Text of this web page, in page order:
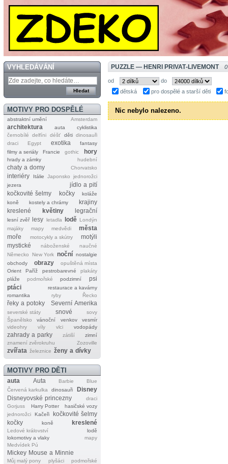
VYHLEDÁVÁNÍ
MOTIVY PRO DOSPĚLÉ
abstraktní umění Amsterdam
architektura auta
cyklistika
černobílé
delfíni déšť děti dinosauři
draci
Egypt exotika
fantasy
filmy a seriály
Francie gothic hory
hrady a zámky hudební
chaty a domy Chorvatsko
interiéry Itálie Japonsko
jednorožci
jezera
jídlo a pití
kočkovité šelmy
kočky
koláže
koně
kostely a chrámy
krajiny
kreslené
květiny legrační
lesní zvěř lesy letadla lodě Londýn
majáky
mapy medvědi
města
moře
motocykly a skútry
motýli
mystické
náboženské
naučné
Německo
New York noční nostalgie
obchody
obrazy
opuštěná místa
Orient
Paříž pestrobarevné
plakáty
pláže
podmořské podzimní
psi
ptáci
restaurace a kavárny
romantika
ryby Řecko
řeky a potoky Severní Amerika
severské státy snové
sovy
Španělsko
vánoční venkov
vesmír
videohry
víly vlci vodopády
zahrady a parky zátiší
zimní
znamení zvěrokruhu
Zozoville
zvířata železnice ženy a dívky
MOTIVY PRO DĚTI
auta Auta Barbie
Blue
Červená karkulka
dinosauři
Disney
Disneyovské princezny
draci
Gorjuss
Harry Potter
hasičské vozy
jednorožci
Kačeři
kočkovité šelmy
kočky
koně kreslené
Ledové království
lodě
lokomotivy a vlaky
mapy
Medvídek Pú
Mickey Mouse a Minnie
Můj malý pony plyšáci
podmořské
PUZZLE — HENRI PRIVAT‐LIVEMONT
od
do
dětská
pro dospělé a starší děti
Nic nebylo nalezeno.